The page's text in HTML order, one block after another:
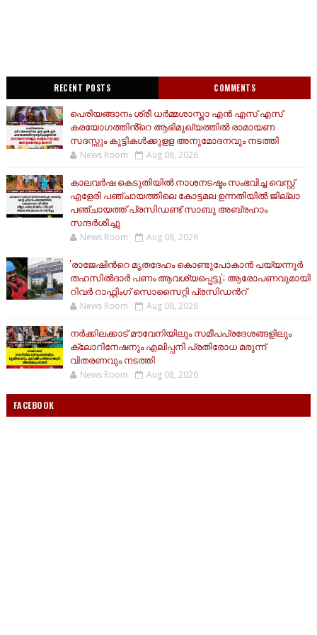
RECENT POSTS COMMENTS
പെരിയങ്ങാനം ശ്രീ ധർമ്മശാസ്താ എൻ എസ് എസ്
കരയോഗത്തിൻ്റെ ആഭിമുഖ്യത്തിൽ രാമായണ
സദസ്സും കുട്ടികൾക്കുളള അനുമോദനവും നടത്തി
News Room Aug 08, 2026
കാലവർഷ കെടുതിയിൽ നാശനടഷ്ടം സംഭവിച്ച വെസ്റ്റ്
എളേരി പഞ്ചായത്തിലെ കോട്ടമല ഉന്നതിയിൽ ജില്ലാ
പഞ്ചായത്ത് പ്രസിഡണ്ട് സാബു അബ്രഹാം
സന്ദര്‍ശിച്ചു
News Room Aug 08, 2026
'രാജേഷിന്‍റെ മൃതദേഹം കൊണ്ടുപോകാൻ പയ്യന്നൂർ
തഹസിൽദാർ പണം ആവശ്യപ്പെട്ടു'; ആരോപണവുമായി
റിവർ റാഫ്റ്റിംഗ് സൊസൈറ്റി പ്രസിഡന്‍റ്
News Room Aug 08, 2026
നർക്കിലക്കാട് മൗവേനിയിലും സമീപപ്രദേശങ്ങളിലും
ക്ലോറിനേഷനും എലിപ്പനി പ്രതിരോധ മരുന്ന്
വിതരണവും നടത്തി
News Room Aug 08, 2026
FACEBOOK